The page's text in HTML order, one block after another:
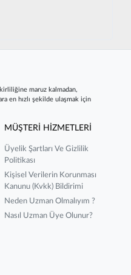
maruz kalmadan,
en hızlı şekilde ulaşmak için
MÜŞTERİ HİZMETLERİ
Üyelik Şartları Ve Gizlilik
Politikası
Kişisel Verilerin Korunması
Kanunu (kvkk) Bildirimi
Neden Uzman Olmalıyım ?
Nasıl Uzman Üye Olunur?